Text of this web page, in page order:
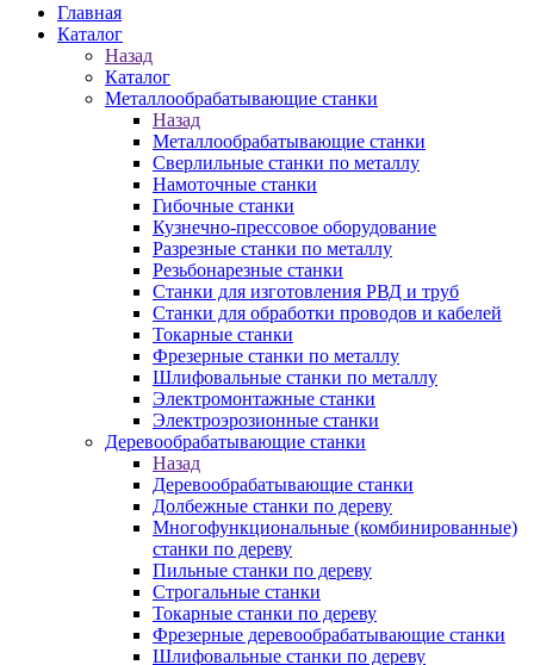
Главная
Каталог
Назад
Каталог
Металлообрабатывающие станки
Назад
Металлообрабатывающие станки
Сверлильные станки по металлу
Намоточные станки
Гибочные станки
Кузнечно-прессовое оборудование
Разрезные станки по металлу
Резьбонарезные станки
Станки для изготовления РВД и труб
Станки для обработки проводов и кабелей
Токарные станки
Фрезерные станки по металлу
Шлифовальные станки по металлу
Электромонтажные станки
Электроэрозионные станки
Деревообрабатывающие станки
Назад
Деревообрабатывающие станки
Долбежные станки по дереву
Многофункциональные (комбинированные)
станки по дереву
Пильные станки по дереву
Строгальные станки
Токарные станки по дереву
Фрезерные деревообрабатывающие станки
Шлифовальные станки по дереву